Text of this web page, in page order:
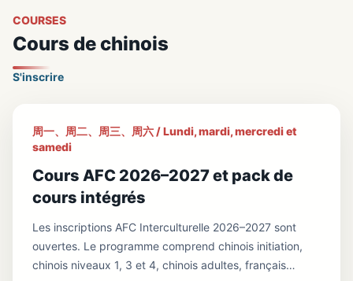
COURSES
Cours de chinois
S'inscrire
周一、周二、周三、周六 / Lundi, mardi, mercredi et
samedi
Cours AFC 2026–2027 et pack de
cours intégrés
Les inscriptions AFC Interculturelle 2026–2027 sont
ouvertes. Le programme comprend chinois initiation,
chinois niveaux 1, 3 et 4, chinois adultes, français